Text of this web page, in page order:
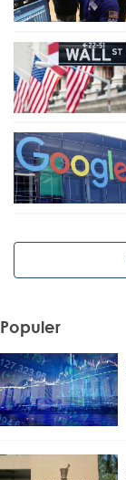
Populer